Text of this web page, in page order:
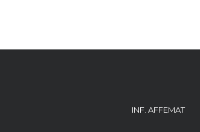
INF. AFFEMAT